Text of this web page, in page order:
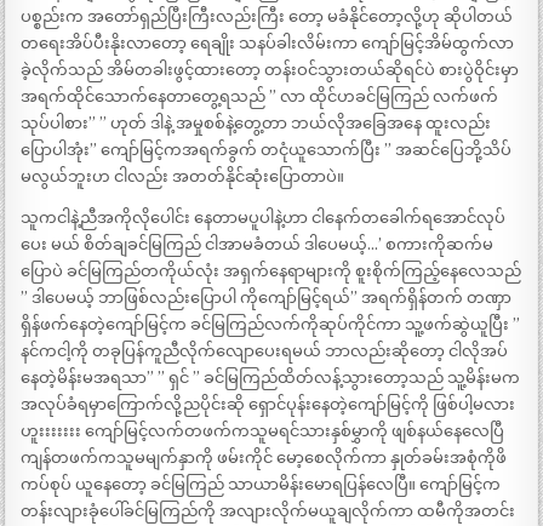
ပစ္စည်းက အတော်ရှည်ပြီးကြီးလည်းကြီး တော့ မခံနိုင်တော့လို့ဟု ဆိုပါတယ်
တရေးအိပ်ပီးနိုးလာတော့ ရေချိုး သနပ်ခါးလိမ်းကာ ကျော်မြင့်အိမ်ထွက်လာ
ခဲ့လိုက်သည် အိမ်တခါးဖွင့်ထားတော့ တန်းဝင်သွားတယ်ဆိုရင်ပဲ စားပွဲဝိုင်းမှာ
အရက်ထိုင်သောက်နေတာတွေ့ရသည် ” လာ ထိုင်ဟခင်မြကြည် လက်ဖက်
သုပ်ပါစား” ” ဟုတ် ဒါနဲ့ အမှုစစ်နဲ့တွေ့တာ ဘယ်လိုအခြေအနေ ထူးလည်း
ပြောပါအုံး” ကျော်မြင့်ကအရက်ခွက် တငုံယူသောက်ပြီး ” အဆင်ပြေဘို့သိပ်
မလွယ်ဘူးဟ ငါလည်း အတတ်နိုင်ဆုံးပြောတာပဲ။
သူကငါနဲ့ညီအကိုလိုပေါင်း နေတာမပူပါနဲ့ဟာ ငါနေက်တခေါက်ရအောင်လုပ်
ပေး မယ် စိတ်ချခင်မြကြည် ငါအာမခံတယ် ဒါပေမယ့်…’ စကားကိုဆက်မ
ပြောပဲ ခင်မြကြည်တကိုယ်လုံး အရှက်နေရာများကို စူးစိုက်ကြည့်နေလေသည်
” ဒါပေမယ့် ဘာဖြစ်လည်းပြောပါ ကိုကျော်မြင့်ရယ်” အရက်ရှိန်တက် တဏှာ
ရှိန်ဖက်နေတဲ့ကျော်မြင့်က ခင်မြကြည်လက်ကိုဆုပ်ကိုင်ကာ သူ့ဖက်ဆွဲယူပြီး ”
နင်ကငါ့ကို တခုပြန်ကူညီလိုက်လျောပေးရမယ် ဘာလည်းဆိုတော့ ငါလိုအပ်
နေတဲ့မိန်းမအရသာ” ” ရှင် ” ခင်မြကြည်ထိတ်လန့်သွားတော့သည် သူ့မိန်းမက
အလုပ်ခံရမှာကြောက်လို့ညပိုင်းဆို ရှောင်ပုန်းနေတဲ့ကျော်မြင့်ကို ဖြစ်ပါ့မလား
ဟူးးးးးးး ကျော်မြင့်လက်တဖက်ကသူမရင်သားနှစ်မွှာကို ဖျစ်နယ်နေလေပြီ
ကျန်တဖက်ကသူမမျက်နှာကို ဖမ်းကိုင် မော့စေလိုက်ကာ နှုတ်ခမ်းအစုံကိုဖိ
ကပ်စုပ် ယူနေတော့ ခင်မြကြည် သာယာမိန်းမောရပြန်လေပြီ။ ကျော်မြင့်က
တန်းလျားခုံပေါ်ခင်မြကြည်ကို အလျားလိုက်မယူချလိုက်ကာ ထမီကိုအတင်း